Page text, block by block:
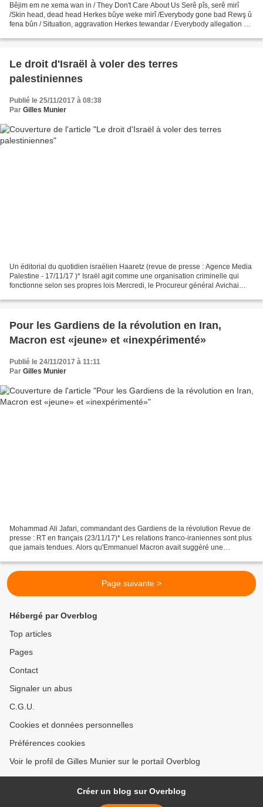
Bêjim em ne xema wan in / They Don't Care About Us Serê pîs, serê mirî
/Skin head, dead head Herkes bûye weke mirî /Everybody gone bad Rewş û
fena bûn / Situation, aggravation Herkes tewandar / Everybody allegation Li
Le droit d'Israël à voler des terres
palestiniennes
Publié le 25/11/2017 à 08:38
Par Gilles Munier
Un éditorial du quotidien israélien Haaretz (revue de presse : Agence Media
Palestine - 17/11/17 )* Israël agit comme une organisation criminelle qui
fonctionne selon ses propres lois Mercredi, le Procureur général Avichai
Pour les Gardiens de la révolution en Iran,
Macron est «jeune» et «inexpérimenté»
Publié le 24/11/2017 à 11:11
Par Gilles Munier
Mohammad Ali Jafari, commandant des Gardiens de la révolution Revue de
presse : RT en français (23/11/17)* Les relations franco-iraniennes sont plus
que jamais tendues. Alors qu'Emmanuel Macron avait suggéré une
Page suivante >
Hébergé par Overblog
Top articles
Pages
Contact
Signaler un abus
C.G.U.
Cookies et données personnelles
Préférences cookies
Voir le profil de Gilles Munier sur le portail Overblog
Créer un blog sur Overblog